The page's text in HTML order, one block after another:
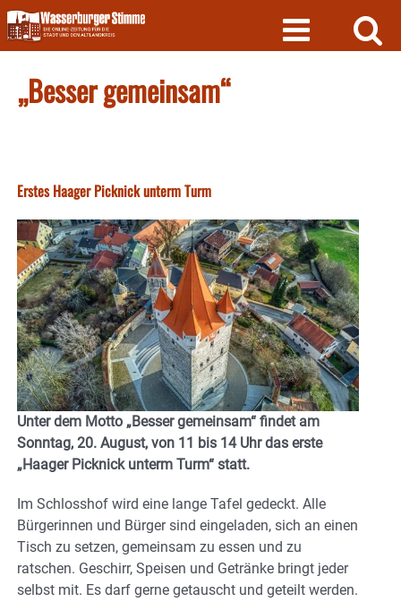
Skip
to
content
„Besser gemeinsam“
Erstes Haager Picknick unterm Turm
Unter dem Motto „Besser gemeinsam“ findet am
Sonntag, 20. August, von 11 bis 14 Uhr das erste
„Haager Picknick unterm Turm“ statt.
Im Schlosshof wird eine lange Tafel gedeckt. Alle
Bürgerinnen und Bürger sind eingeladen, sich an einen
Tisch zu setzen, gemeinsam zu essen und zu
ratschen. Geschirr, Speisen und Getränke bringt jeder
selbst mit. Es darf gerne getauscht und geteilt werden.